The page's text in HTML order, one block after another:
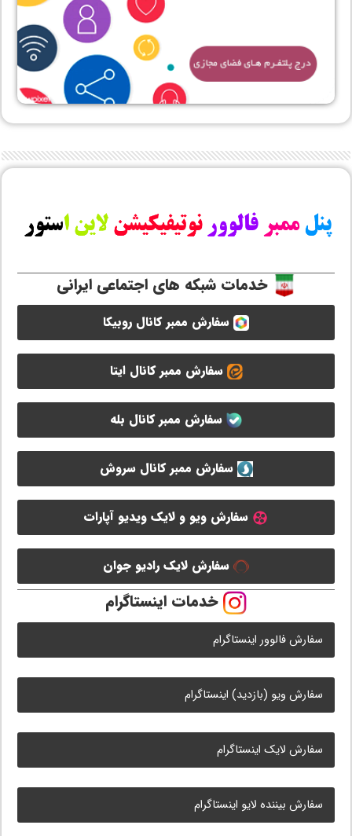
خدمات شبکه های اجتماعی ایرانی
سفارش ممبر کانال روبیکا
سفارش ممبر کانال ایتا
سفارش ممبر کانال بله
سفارش ممبر کانال سروش
سفارش ویو و لایک ویدیو آپارات
سفارش لایک رادیو جوان
خدمات اینستاگرام
سفارش فالوور اینستاگرام
سفارش ویو (بازدید) اینستاگرام
سفارش لایک اینستاگرام
سفارش بیننده لایو اینستاگرام